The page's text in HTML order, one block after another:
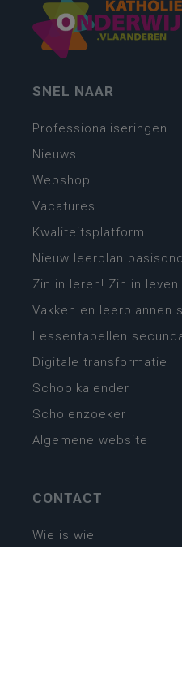
SNEL NAAR
Professionaliseringen
Nieuws
Webshop
Vacatures
Kwaliteitsplatform
Nieuw leerplan
Zin in leren! Zin in leven!
Vakken en leerplannen
Lessentabellen
Digitale transformatie
Schoolkalender
Scholenzoeker
Algemene website
CONTACT
Wie is wie